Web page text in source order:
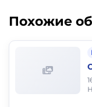
Похожие